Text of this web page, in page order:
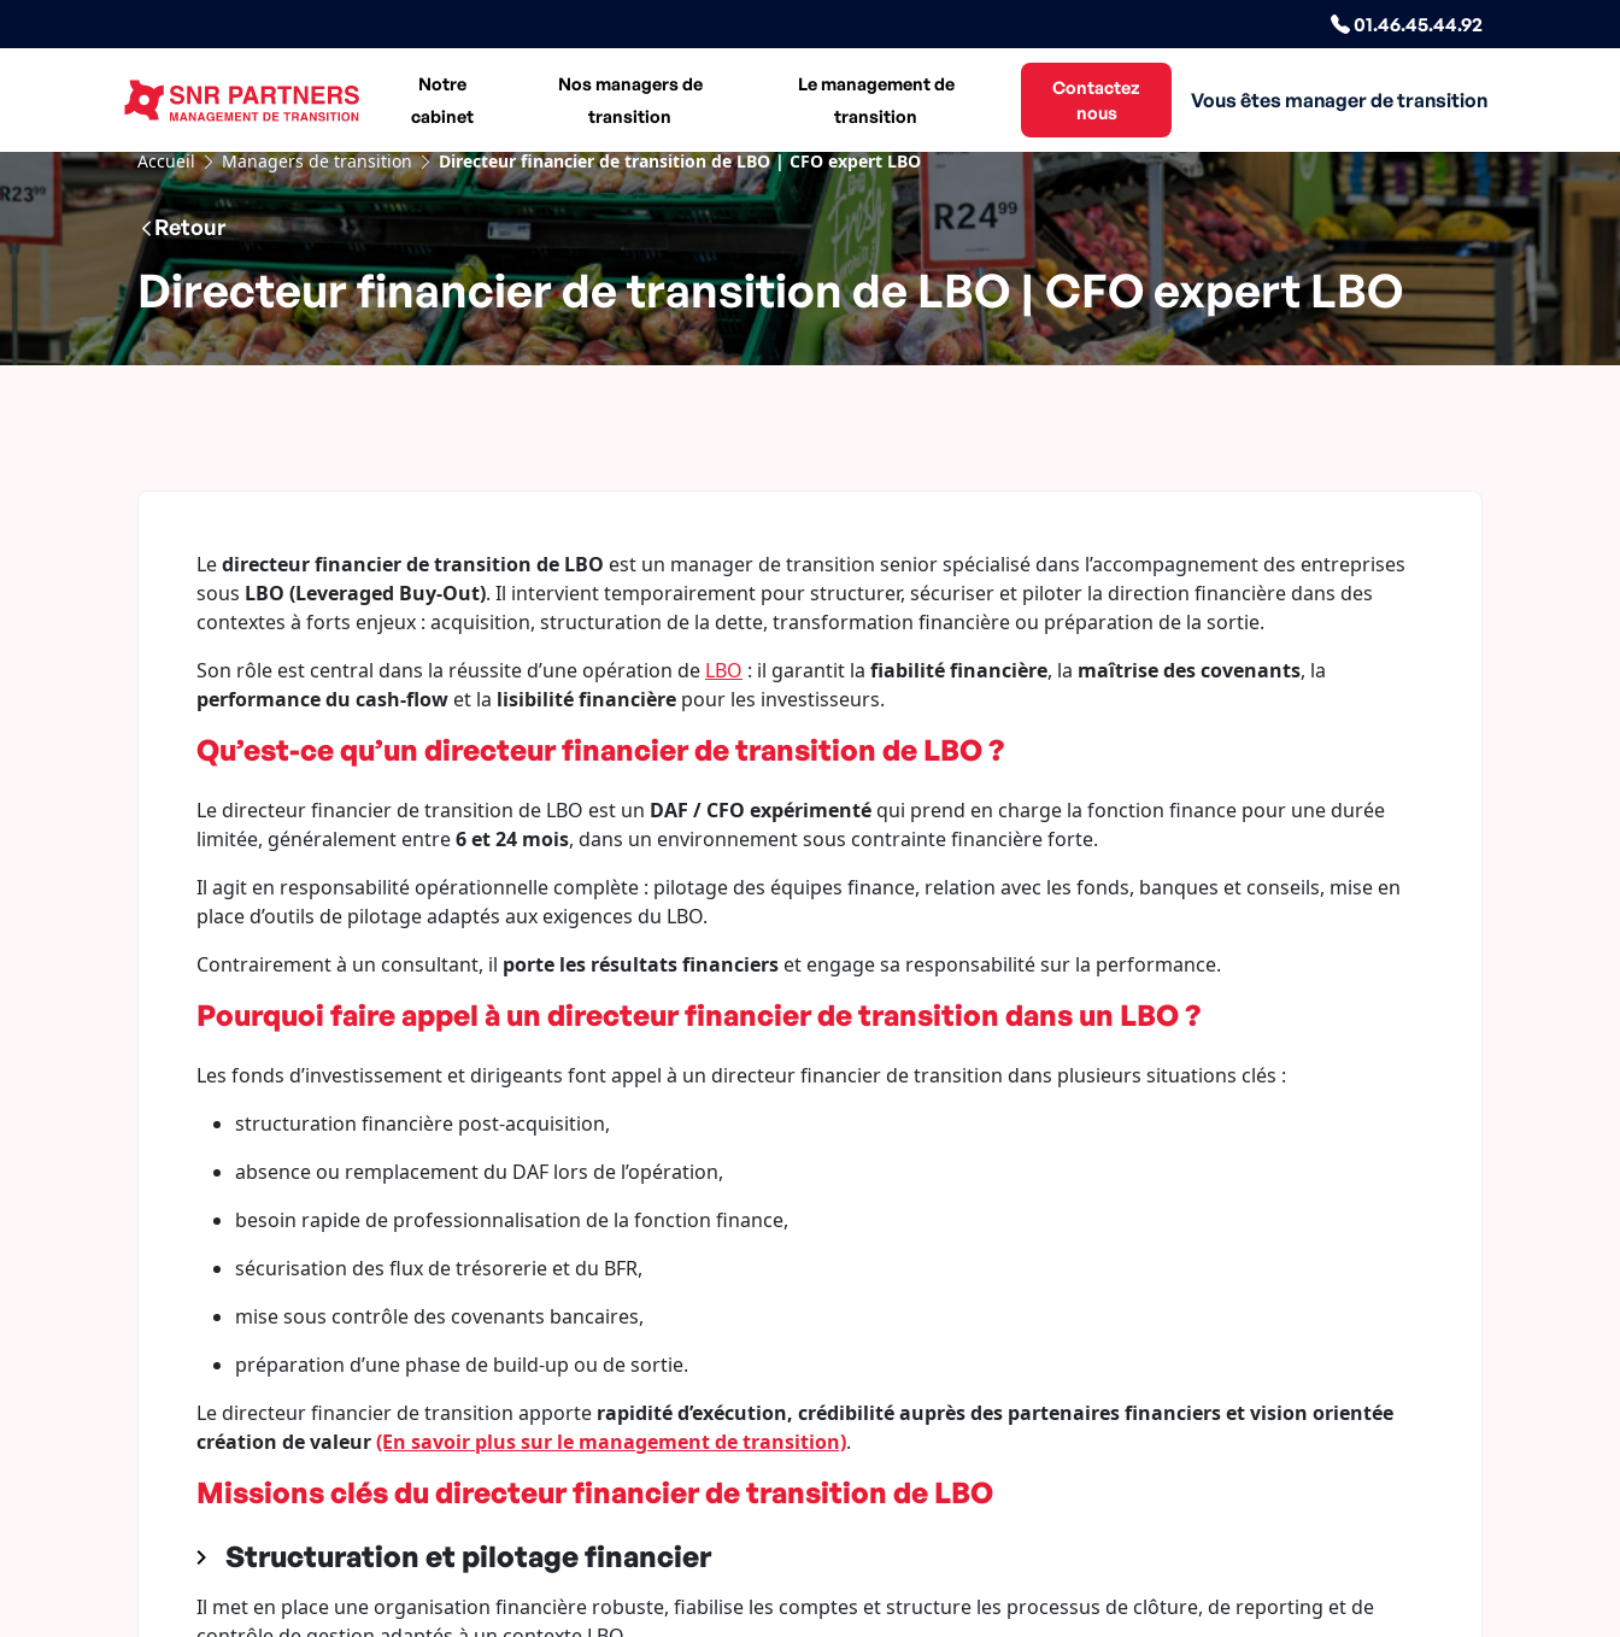
01.46.45.44.92
Notre
cabinet
Nos managers de
transition
Le management de
transition
Contactez
nous
Vous êtes manager de transition
Accueil Managers de transition Directeur financier de transition de LBO | CFO expert LBO
Retour
Directeur financier de transition de LBO | CFO expert LBO
Ledirecteur financier de transition de LBO est un manager de transition senior spécialisé dans l’accompagnement des entreprises
sous LBO (Leveraged Buy-Out). Il intervient temporairement pour structurer, sécuriser et piloter la direction financière dans des
contextes à forts enjeux : acquisition, structuration de la dette, transformation financière ou préparation de la sortie.
Son rôle est central dans la réussite d’une opération de LBO : il garantit la fiabilité financière, la maîtrise des covenants, la
performance du cash-flow et la lisibilité financière pour les investisseurs.
Qu’est-ce qu’un directeur financier de transition de LBO ?
Le directeur financier de transition de LBO est un DAF / CFO expérimentéqui prend en charge la fonction finance pour une durée
limitée, généralement entre6 et 24 mois, dans un environnement sous contrainte financière forte.
Il agit en responsabilité opérationnelle complète : pilotage des équipes finance, relation avec les fonds, banques et conseils, mise en
place d’outils de pilotage adaptés aux exigences du LBO.
Contrairement à un consultant, il porte les résultats financiers et engage sa responsabilité sur la performance.
Pourquoi faire appel à un directeur financier de transition dans un LBO ?
Les fonds d’investissement et dirigeants font appel à un directeur financier de transition dans plusieurs situations clés :
structuration financière post-acquisition,
absence ou remplacement du DAF lors de l’opération,
besoin rapide de professionnalisation de la fonction finance,
sécurisation des flux de trésorerie et du BFR,
mise sous contrôle des covenants bancaires,
préparation d’une phase de build-up ou de sortie.
Le directeur financier de transition apporte rapidité d’exécution, crédibilité auprès des partenaires financiers et vision orientée
création de valeur(En savoir plus sur le management de transition).
Missions clés du directeur financier de transition de LBO
Structuration et pilotage financier
Il met en place une organisation financière robuste, fiabilise les comptes et structure les processus de clôture, de reporting et de